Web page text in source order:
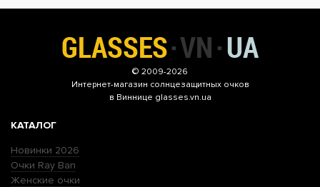
© 2009-2026
Интернет-магазин солнцезащитных очков
в Виннице glasses.vn.ua
КАТАЛОГ
Новинки 2026
Очки Ray Ban
Женские очки